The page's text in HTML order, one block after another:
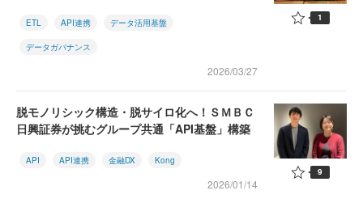
ETL API連携 データ活用基盤
データガバナンス
2026/03/27
1
脱モノリシック構造・脱サイロ化へ！ＳＭＢＣ
日興証券が挑むグループ共通「API基盤」構築
API API連携 金融DX Kong
2026/01/14
9